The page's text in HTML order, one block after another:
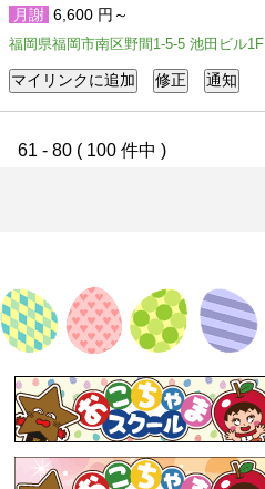
月謝 6,600 円～
福岡県福岡市南区野間1-5-5 池田ビル1F
61 - 80 ( 100 件中 )